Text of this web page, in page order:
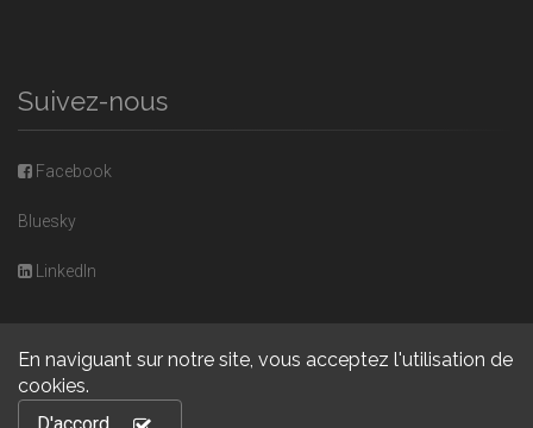
En naviguant sur notre site, vous acceptez l'utilisation de
cookies.
Suivez-nous
Facebook
Bluesky
LinkedIn